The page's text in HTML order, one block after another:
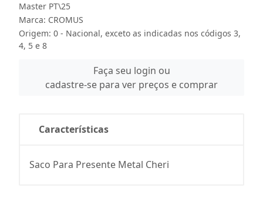
Master PT\25
Marca: CROMUS
Origem: 0 - Nacional, exceto as indicadas nos códigos 3,
4, 5 e 8
Faça seu login ou
cadastre-se para ver preços e comprar
Características
Saco Para Presente Metal Cheri